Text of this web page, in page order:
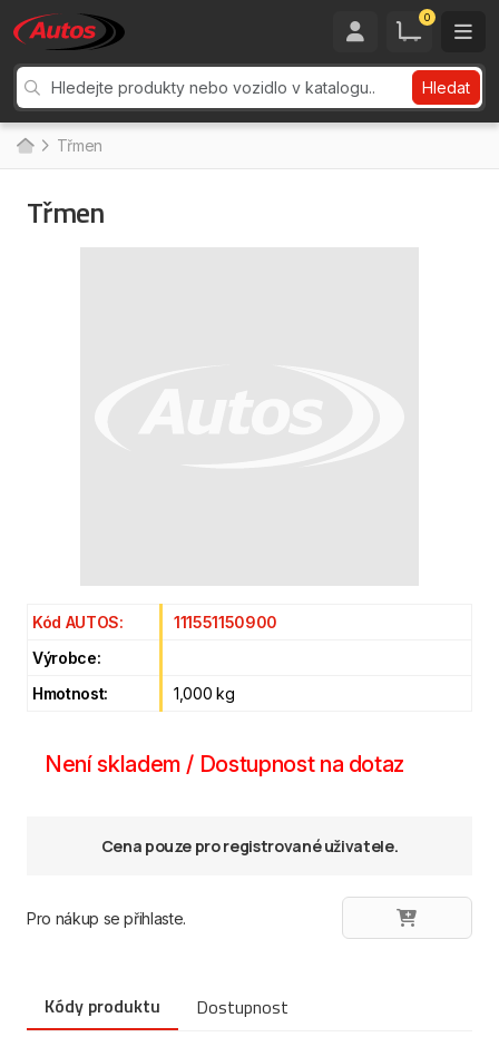
0
Hledat
Třmen
Třmen
Kód AUTOS:
111551150900
Výrobce:
Hmotnost:
1,000 kg
Není skladem / Dostupnost na dotaz
Cena pouze pro registrované uživatele.
Pro nákup se přihlaste.
Kódy produktu Dostupnost